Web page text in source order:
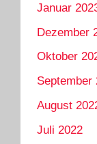
Januar
Dezember
Oktober
September
August
Juli 2022